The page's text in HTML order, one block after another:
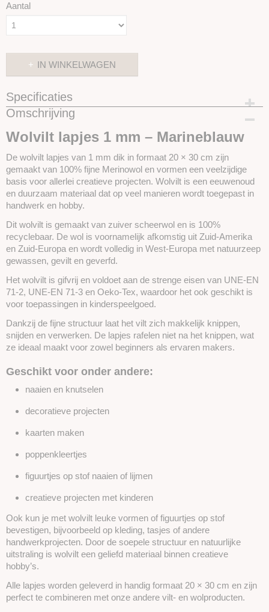
Aantal
IN WINKELWAGEN
Specificaties
Productcode
Omschrijving
Wolvilt lapjes 1 mm – Marineblauw
De wolvilt lapjes van 1 mm dik in formaat 20 × 30 cm zijn
gemaakt van 100% fijne Merinowol en vormen een veelzijdige
basis voor allerlei creatieve projecten. Wolvilt is een eeuwenoud
en duurzaam materiaal dat op veel manieren wordt toegepast in
handwerk en hobby.
Dit wolvilt is gemaakt van zuiver scheerwol en is 100%
recyclebaar. De wol is voornamelijk afkomstig uit Zuid-Amerika
en Zuid-Europa en wordt volledig in West-Europa met natuurzeep
gewassen, gevilt en geverfd.
Het wolvilt is gifvrij en voldoet aan de strenge eisen van UNE-EN
71-2, UNE-EN 71-3 en Oeko-Tex, waardoor het ook geschikt is
voor toepassingen in kinderspeelgoed.
Dankzij de fijne structuur laat het vilt zich makkelijk knippen,
snijden en verwerken. De lapjes rafelen niet na het knippen, wat
ze ideaal maakt voor zowel beginners als ervaren makers.
Geschikt voor onder andere:
naaien en knutselen
decoratieve projecten
kaarten maken
poppenkleertjes
figuurtjes op stof naaien of lijmen
creatieve projecten met kinderen
Ook kun je met wolvilt leuke vormen of figuurtjes op stof
bevestigen, bijvoorbeeld op kleding, tasjes of andere
handwerkprojecten. Door de soepele structuur en natuurlijke
uitstraling is wolvilt een geliefd materiaal binnen creatieve
hobby’s.
Alle lapjes worden geleverd in handig formaat 20 × 30 cm en zijn
perfect te combineren met onze andere vilt- en wolproducten.